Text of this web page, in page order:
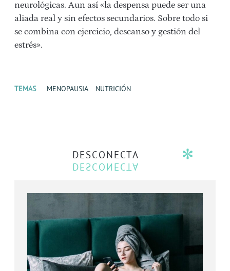
neurológicas. Aun así «la despensa puede ser una
aliada real y sin efectos secundarios. Sobre todo si
se combina con ejercicio, descanso y gestión del
estrés».
TEMAS MENOPAUSIA NUTRICIÓN
DESCONECTA